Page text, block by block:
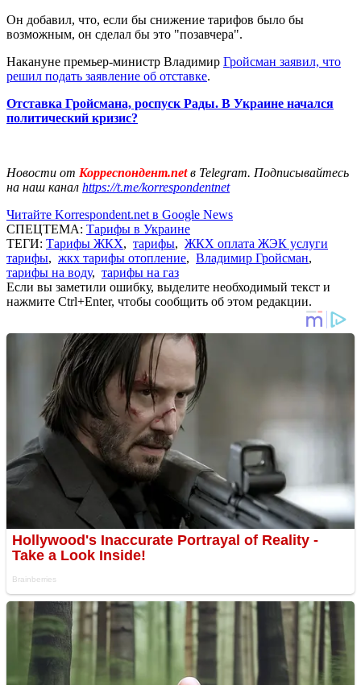
Он добавил, что, если бы снижение тарифов было бы
возможным, он сделал бы это "позавчера".
Накануне премьер-министр Владимир Гройсман заявил, что
решил подать заявление об отставке.
Отставка Гройсмана, роспуск Рады. В Украине начался
политический кризис?
Новости от Корреспондент.netв Telegram. Подписывайтесь
на наш канал https://t.me/korrespondentnet
Читайте Korrespondent.net в Google News
СПЕЦТЕМА: Тарифы в Украине
ТЕГИ: Тарифы ЖКХ, тарифы, ЖКХ оплата ЖЭК услуги
тарифы, жкх тарифы отопление, Владимир Гройсман,
тарифы на воду, тарифы на газ
Если вы заметили ошибку, выделите необходимый текст и
нажмите Ctrl+Enter, чтобы сообщить об этом редакции.